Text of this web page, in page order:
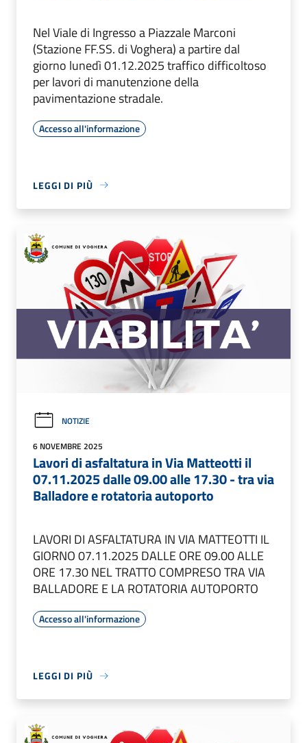
Nel Viale di Ingresso a Piazzale Marconi
(Stazione FF.SS. di Voghera) a partire dal
giorno lunedì 01.12.2025 traffico difficoltoso
per lavori di manutenzione della
pavimentazione stradale.
Accesso all'informazione
LEGGI DI PIÙ
NOTIZIE
6 NOVEMBRE 2025
Lavori di asfaltatura in Via Matteotti il
07.11.2025 dalle 09.00 alle 17.30 - tra via
Balladore e rotatoria autoporto
LAVORI DI ASFALTATURA IN VIA MATTEOTTI IL
GIORNO 07.11.2025 DALLE ORE 09.00 ALLE
ORE 17.30 NEL TRATTO COMPRESO TRA VIA
BALLADORE E LA ROTATORIA AUTOPORTO
Accesso all'informazione
LEGGI DI PIÙ